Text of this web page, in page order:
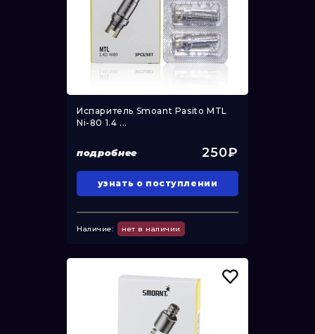
Испаритель Smoant Pasito MTL
Ni-80 1.4 ...
подробнее 250₽
узнать о поступлении
Наличие: нет в наличии